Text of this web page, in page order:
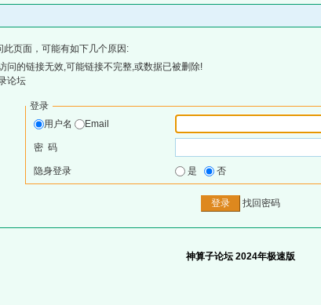
页面，可能有如下几个原因:
问的链接无效,可能链接不完整,或数据已被删除!
论坛
登录
用户名
Email
密 码
隐身登录 是 否
找回密码
神算子论坛 2024年极速版